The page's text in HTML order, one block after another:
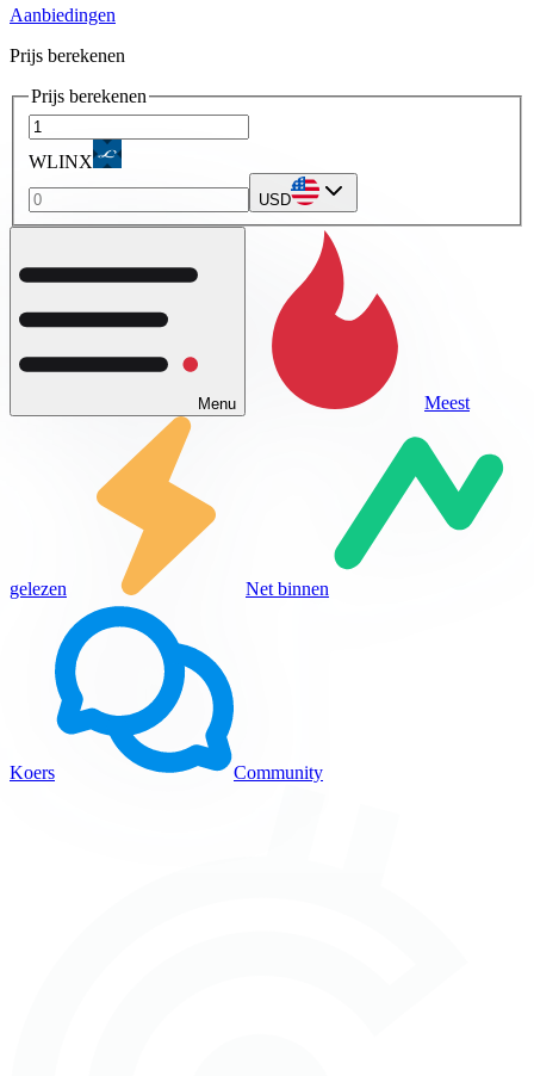
Aanbiedingen
Prijs berekenen
Prijs berekenen
WLINX
USD
Menu Meest
gelezen Net binnen
Koers Community